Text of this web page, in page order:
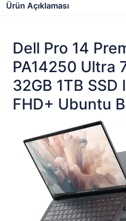
Ürün Açıklaması
Dell Pro 14
PA14250 Ultra
32GB 1TB SSD
FHD+ Ubuntu